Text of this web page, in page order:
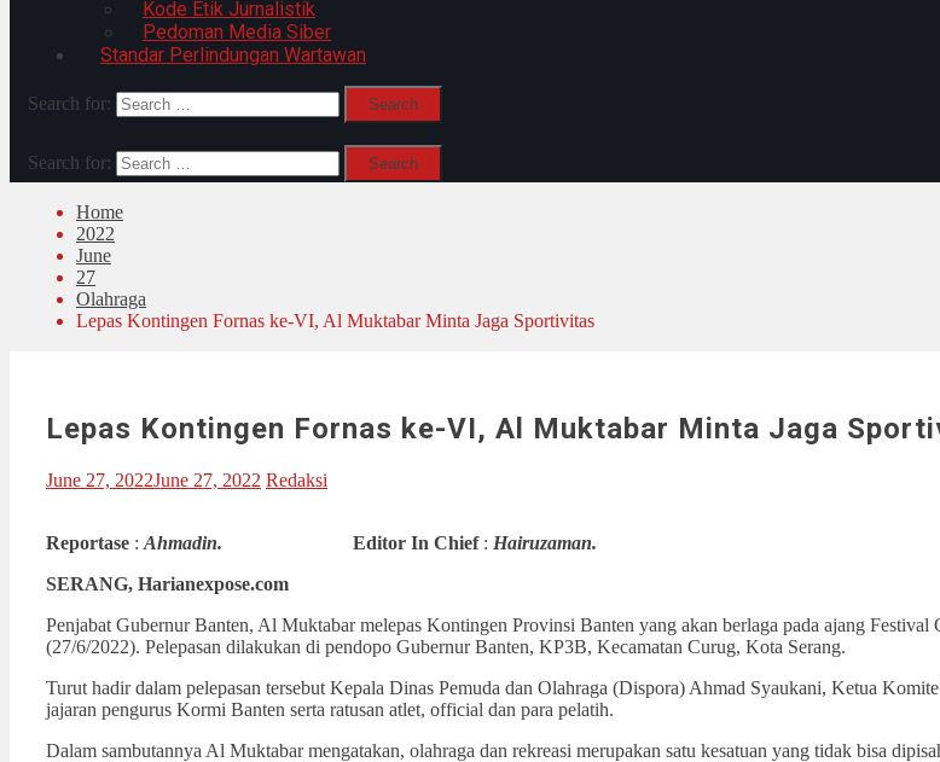
Kode Etik Jurnalistik
Pedoman Media Siber
Standar Perlindungan Wartawan
Search for:
Search for:
Home
2022
June
27
Olahraga
Lepas Kontingen Fornas ke-VI, Al Muktabar Minta Jaga Sportivitas
Lepas Kontingen Fornas ke-VI, Al Muktabar Minta Jaga
June 27, 2022June 27, 2022 Redaksi
Reportase : Ahmadin. Editor In Chief: Hairuzaman.
SERANG, Harianexpose.com
Penjabat Gubernur Banten, Al Muktabar melepas Kontingen Provinsi Banten yang akan berlaga pada ajang
(27/6/2022). Pelepasan dilakukan di pendopo Gubernur Banten, KP3B, Kecamatan Curug, Kota Serang.
Turut hadir dalam pelepasan tersebut Kepala Dinas Pemuda dan Olahraga (Dispora) Ahmad Syaukani, Ketua
jajaran pengurus Kormi Banten serta ratusan atlet, official dan para pelatih.
Dalam sambutannya Al Muktabar mengatakan, olahraga dan rekreasi merupakan satu kesatuan yang tidak bisa